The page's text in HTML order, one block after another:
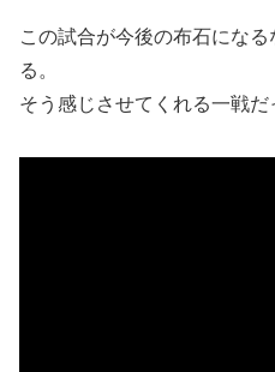
この試合が今後の布石にな
る。
そう感じさせてくれる一戦だ